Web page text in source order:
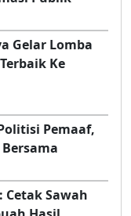
Harap
Publik
Gelar Lomba
Ke
Pemaaf,